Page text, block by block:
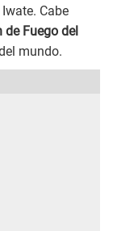
Cabe
de Fuego del
mundo.